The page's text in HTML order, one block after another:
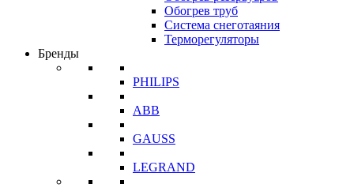
Обогрев труб
Система снеготаяния
Терморегуляторы
Бренды
PHILIPS
ABB
GAUSS
LEGRAND